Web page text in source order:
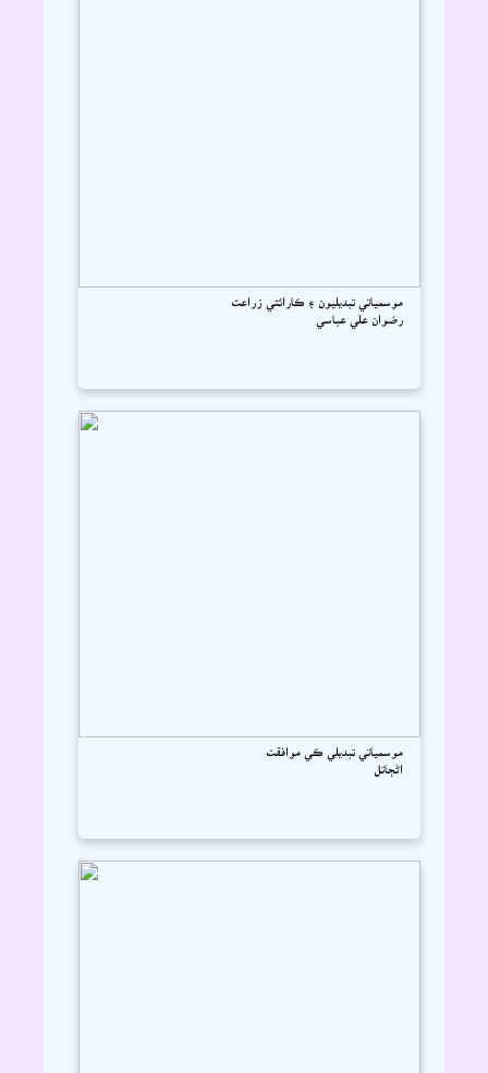
موسمياتي تبديليون ۽ ڪارائتي زراعت
رضوان علي عباسي
موسمياتي تبديلي ڪي موافقت
اڻڄاتل